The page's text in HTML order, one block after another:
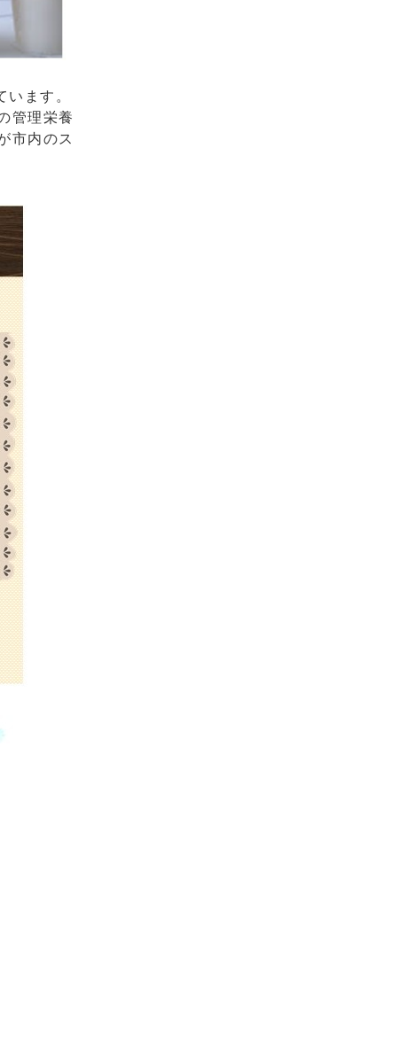
ます。
管理栄養
市内のス